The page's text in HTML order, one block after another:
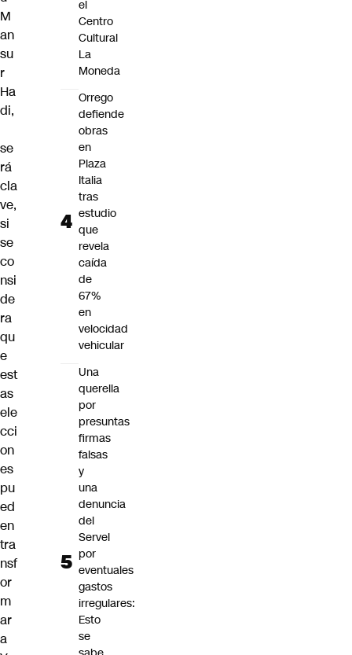
M
an
su
r
Ha
di,
se
rá
cla
ve,
si
se
co
nsi
de
ra
qu
e
est
as
ele
cci
on
es
pu
ed
en
tra
nsf
or
m
ar
a
el
Centro
Cultural
La
Moneda
Orrego
defiende
obras
en
Plaza
Italia
tras
estudio
que
revela
caída
de
67%
en
velocidad
vehicular
Una
querella
por
presuntas
firmas
falsas
y
una
denuncia
del
Servel
por
eventuales
gastos
irregulares:
Esto
se